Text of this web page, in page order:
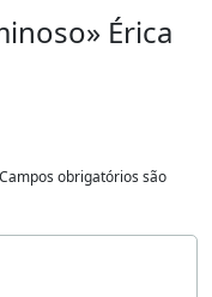
Érica
Campos obrigatórios são